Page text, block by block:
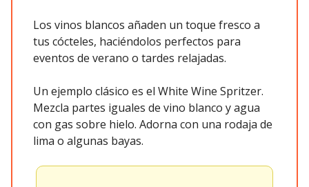
Los vinos blancos añaden un toque fresco a
tus cócteles, haciéndolos perfectos para
eventos de verano o tardes relajadas.
Un ejemplo clásico es el White Wine Spritzer.
Mezcla partes iguales de vino blanco y agua
con gas sobre hielo. Adorna con una rodaja de
lima o algunas bayas.